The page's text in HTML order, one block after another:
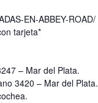
EN-ABBEY-ROAD/
tarjeta*
– Mar del Plata.
3420 – Mar del Plata.